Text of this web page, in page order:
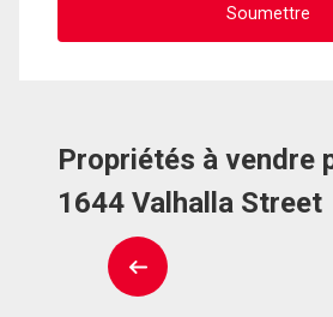
Propriétés à vendre
1644 Valhalla Street